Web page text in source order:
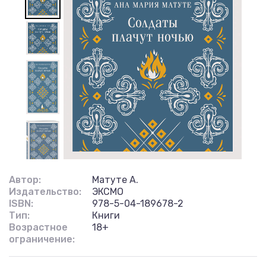
Автор:
Матуте А.
Издательство:
ЭКСМО
ISBN:
978-5-04-189678-2
Тип:
Книги
Возрастное
ограничение:
18+